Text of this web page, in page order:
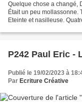
Quelque chose a changé,
Était un peu mollassonne.
Eteinte et nasilleuse.
P242 Paul Eric -
Publié le 19/02/2023 à
Par Ecriture Créative